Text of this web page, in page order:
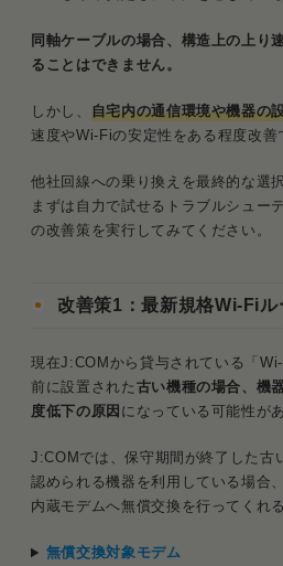
同軸ケーブルの場合、構造上の上り
ることはできません。
しかし、 自宅内の通信環境や機器の
速度やWi-Fiの安定性をある程度改善
他社回線への乗り換えを最終的な選
まずは自力で試せるトラブルシュー
の改善策を実行してみてください。
改善策1：最新規格Wi-Fiル
現在J:COMから貸与されている「
前に設置された 古い機種の場合、機
度低下の原因 になっている可能性が
J:COMでは、保守期間が終了した古
認められる機器を利用している場合
内蔵モデムへ無償交換を行ってくれ
無償交換対象モデム